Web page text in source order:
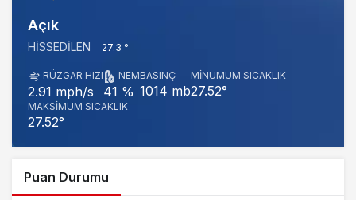
Açık
HISSEDILEN 27.3 °
RÜZGAR HIZI
2.91 mph/s
NEM
41 %
BASINÇ
1014 mb
MINUMUM SICAKLIK
27.52°
MAKSIMUM SICAKLIK
27.52°
Puan Durumu